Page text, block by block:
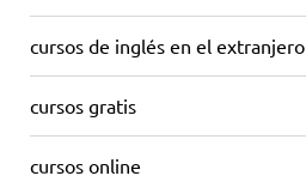
cursos de inglés en el extranjero
cursos gratis
cursos online